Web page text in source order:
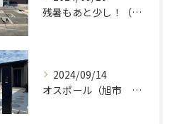
残暑もあと少し！（旭市 エクステリア 外構）
2024/09/14
オスポール（旭市 エクステリア 外構）